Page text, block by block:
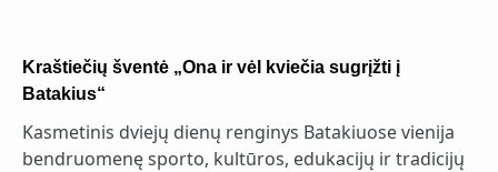
Kraštiečių šventė „Ona ir vėl kviečia sugrįžti į
Batakius“
Kasmetinis dviejų dienų renginys Batakiuose vienija
bendruomenę sporto, kultūros, edukacijų ir tradicijų